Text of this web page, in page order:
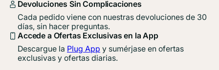
Devoluciones Sin Complicaciones
Cada pedido viene con nuestras devoluciones de 30
días, sin hacer preguntas.
Accede a Ofertas Exclusivas en la App
Descargue la Plug App y sumérjase en ofertas
exclusivas y ofertas diarias.